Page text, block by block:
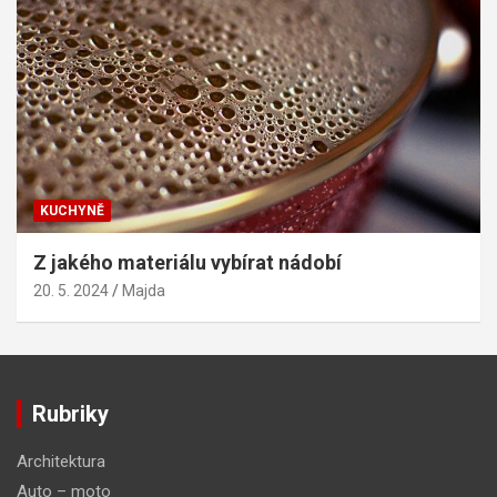
KUCHYNĚ
Z jakého materiálu vybírat nádobí
20. 5. 2024 Majda
Rubriky
Architektura
Auto – moto